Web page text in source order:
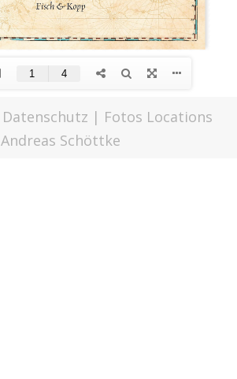
Datenschutz | Fotos Locations
Andreas Schöttke